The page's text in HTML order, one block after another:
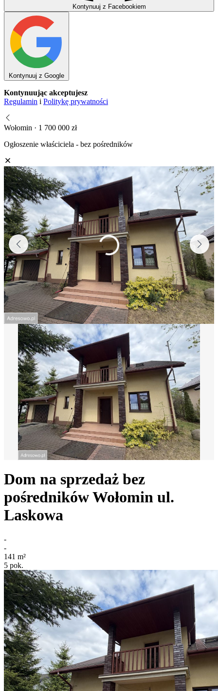
Kontynuuj z Facebookiem
Kontynuuj z Google
Kontynuując akceptujesz
Regulamin i Politykę prywatności
Wołomin · 1 700 000 zł
Ogłoszenie właściciela - bez pośredników
Dom na sprzedaż bez
pośrednikówWołomin ul.
Laskowa
-
-
141 m²
5 pok.